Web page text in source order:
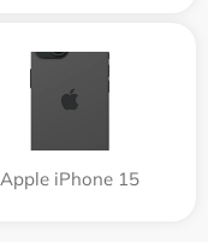
Apple iPhone 15